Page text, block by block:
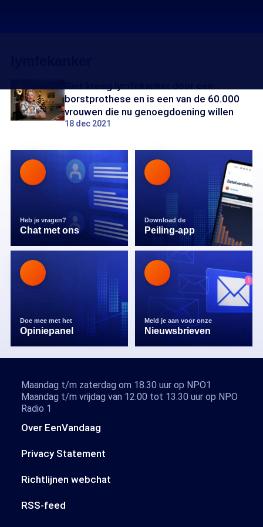
borstprothese en is een van de 60.000
vrouwen die nu genoegdoening willen
18 dec 2021
Heb je vragen?
Chat met ons
Download de
Peiling-app
Doe mee met het
Opiniepanel
Meld je aan voor onze
Nieuwsbrieven
Over EenVandaag
Privacy Statement
Richtlijnen webchat
RSS-feed
Maandag t/m zaterdag om 18.30 uur op NPO1
Maandag t/m vrijdag van 12.00 tot 13.30 uur op NPO
Radio 1